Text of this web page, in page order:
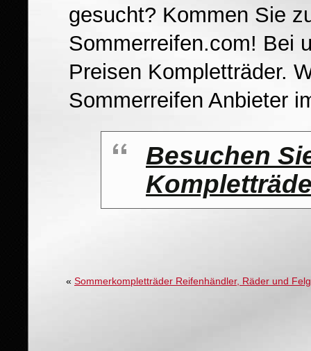
gesucht? Kommen Sie
Sommerreifen.com! Bei
Preisen Kompletträder.
Sommerreifen Anbieter
Besuchen
« Sommerkompletträder Reifenhändler, Räder und